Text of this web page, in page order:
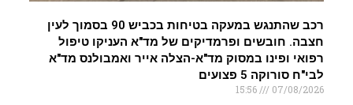
רכב שהתנגש במעקה בטיחות בכביש 90 בסמוך לעין
חצבה. חובשים ופרמדיקים של מד"א העניקו טיפול
רפואי ופינו במסוק מד"א-הצלה אייר ואמבולנס מד"א
לבי"ח סורוקה 5 פצועים
07/08/2026
15:56